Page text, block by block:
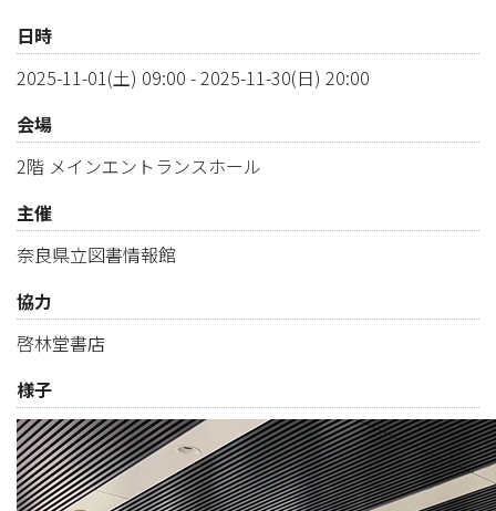
日時
2025-11-01(土) 09:00 -2025-11-30(日) 20:00
会場
2階 メインエントランスホール
主催
奈良県立図書情報館
協力
啓林堂書店
様子